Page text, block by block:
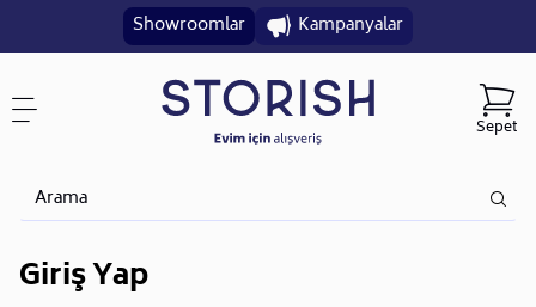
Showroomlar Kampanyalar
Sepet
Giriş Yap